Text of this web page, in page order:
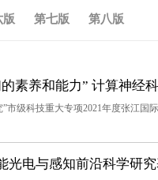
版 第七版 第八版
素养和能力” 计算神经
市级科技重大专项2021年度张江
光电与感知前沿科学研